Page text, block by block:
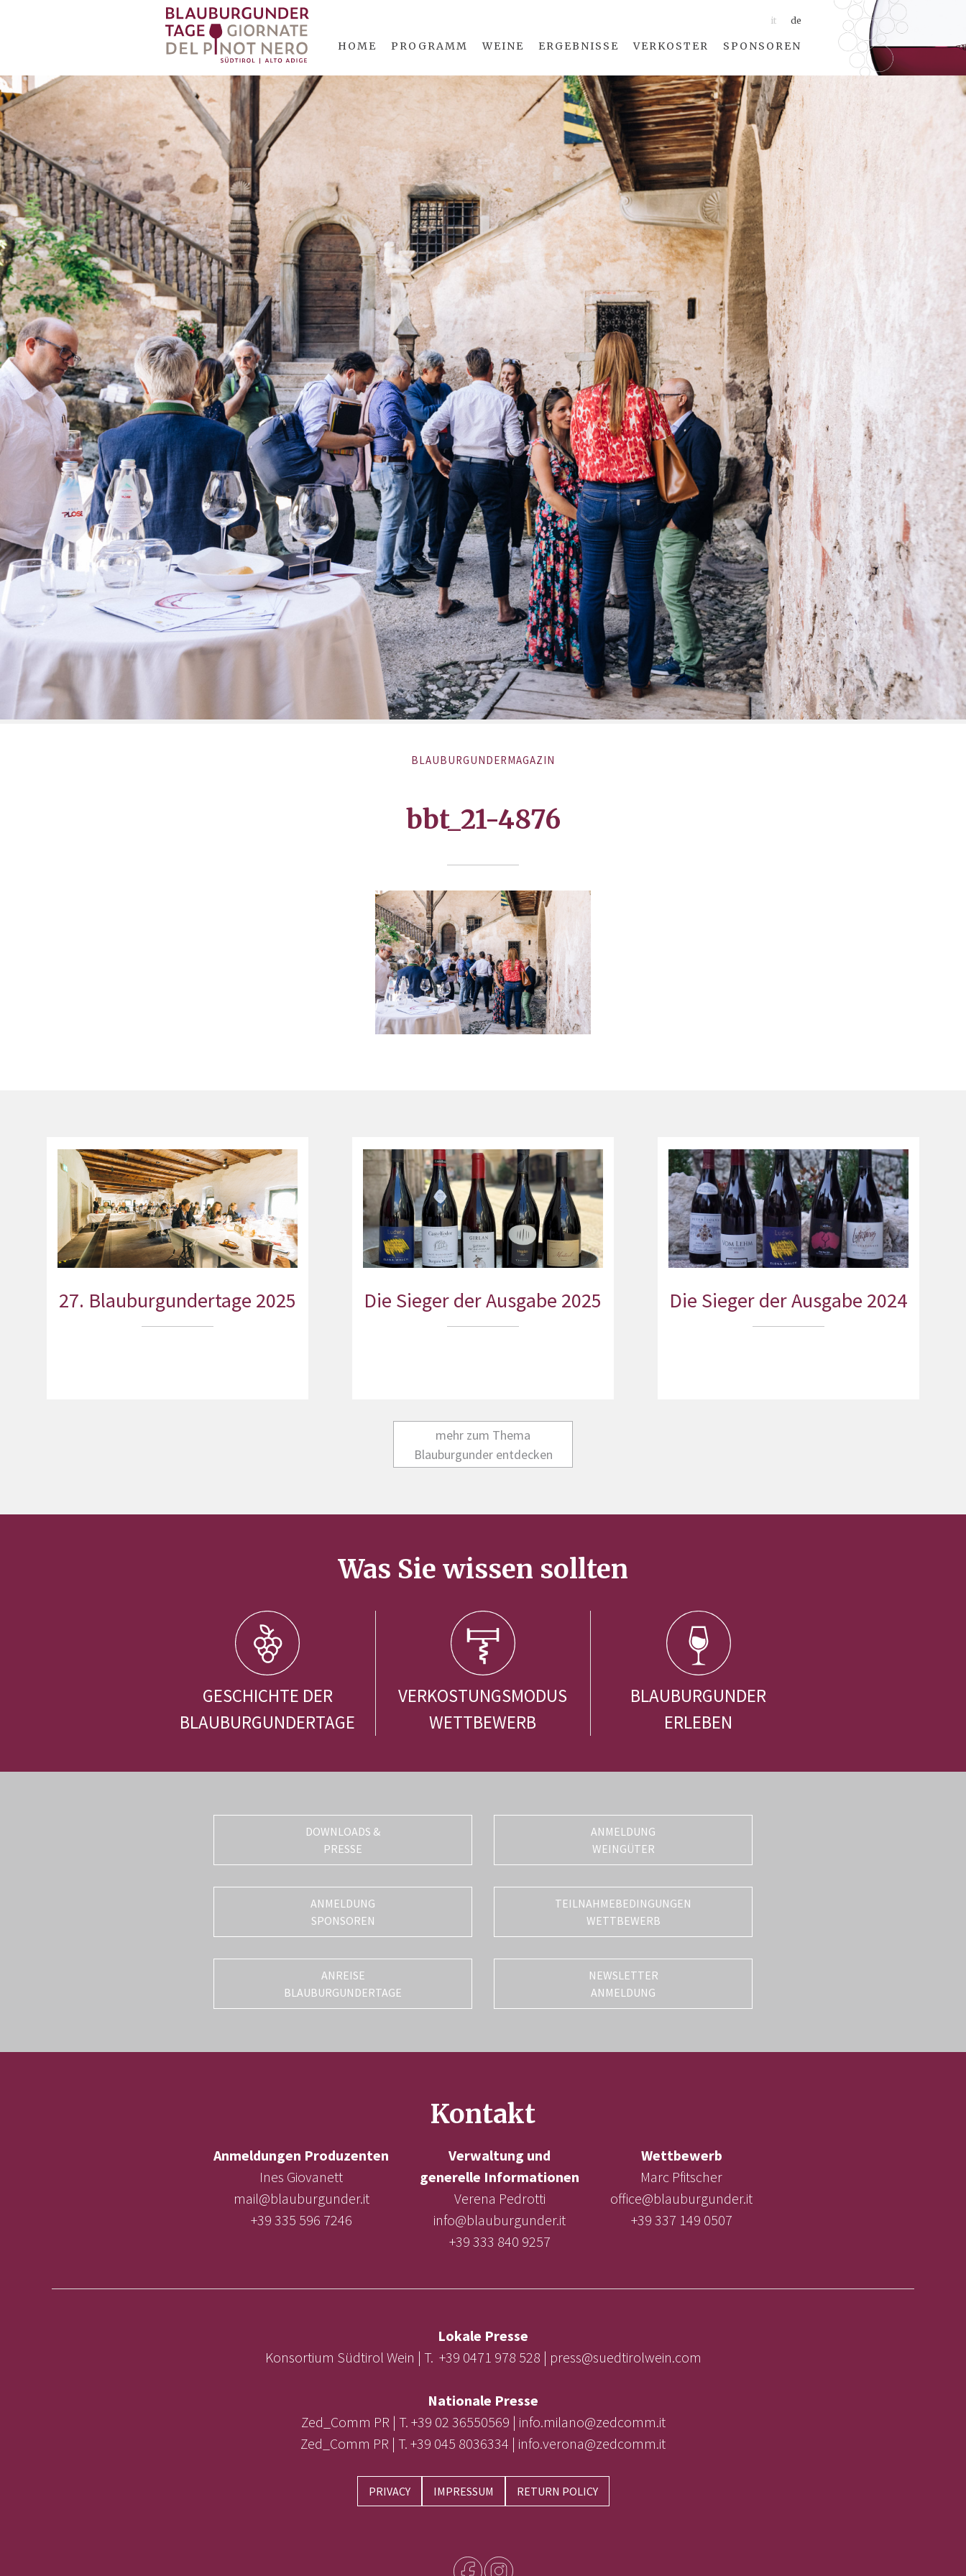
it de
HOME PROGRAMM WEINE ERGEBNISSE VERKOSTER SPONSOREN
BLAUBURGUNDERMAGAZIN
bbt_21-4876
27. Blauburgundertage 2025 Die Sieger der Ausgabe 2025 Die Sieger der Ausgabe 2024
mehr zum Thema
Blauburgunder entdecken
Was Sie wissen sollten
GESCHICHTE DER
BLAUBURGUNDERTAGE
VERKOSTUNGSMODUS
WETTBEWERB
BLAUBURGUNDER
ERLEBEN
DOWNLOADS &
PRESSE
ANMELDUNG
WEINGÜTER
ANMELDUNG
SPONSOREN
TEILNAHMEBEDINGUNGEN
WETTBEWERB
ANREISE
BLAUBURGUNDERTAGE
NEWSLETTER
ANMELDUNG
Kontakt
Anmeldungen Produzenten
Ines Giovanett
mail@blauburgunder.it
+39 335 596 7246
Verwaltung und
generelle Informationen
Verena Pedrotti
info@blauburgunder.it
+39 333 840 9257
Wettbewerb
Marc Pfitscher
office@blauburgunder.it
+39 337 149 0507
Lokale Presse
Konsortium Südtirol Wein | T. +39 0471 978 528 | press@suedtirolwein.com
Nationale Presse
Zed_Comm PR | T. +39 02 36550569 | info.milano@zedcomm.it
Zed_Comm PR | T. +39 045 8036334 | info.verona@zedcomm.it
PRIVACY IMPRESSUM RETURN POLICY